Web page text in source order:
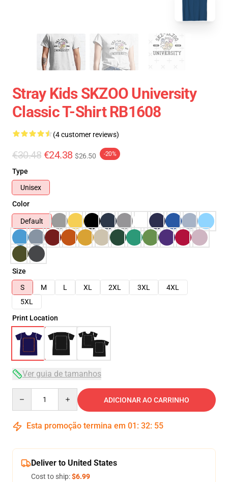
Stray Kids SKZOO University
Classic T-Shirt RB1608
(4 customer reviews)
€30.48 €24.38 $26.50 -20%
Type
Unisex
Color
Default
Size
S
M L XL 2XL 3XL
4XL
5XL
Print Location
Ver guia de tamanhos
ADICIONAR AO CARRINHO
Esta promoção termina em 01 : 32: 54
Deliver to United States
Cost to ship:$6.99